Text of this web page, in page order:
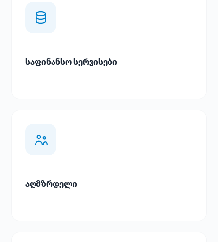
საფინანსო სერვისები
აღმზრდელი